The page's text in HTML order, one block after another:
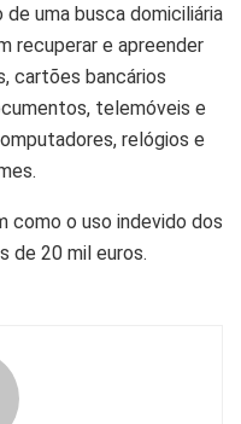
uma busca domiciliária
recuperar e apreender
cartões bancários
telemóveis e
relógios e
como o uso indevido dos
de 20 mil euros.